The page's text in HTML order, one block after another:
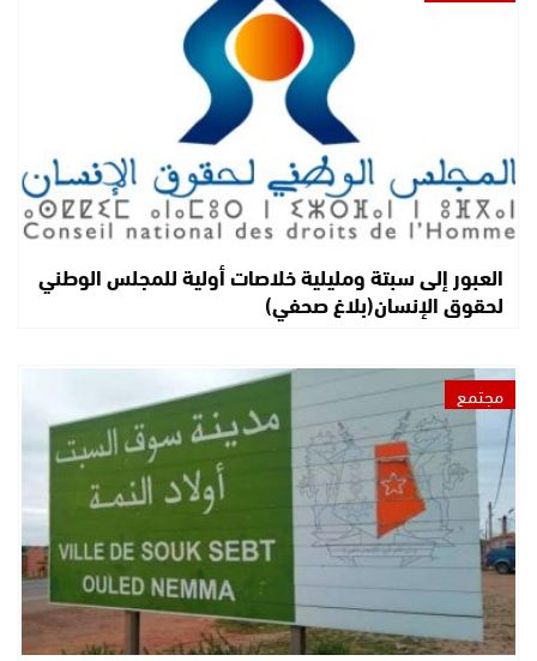
العبور إلى سبتة ومليلية خلاصات أولية للمجلس الوطني
لحقوق الإنسان(بلاغ صحفي)
مجتمع